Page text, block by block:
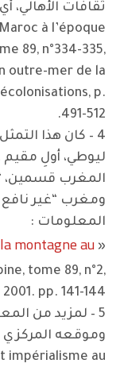
ثقافات الأهالي،
à l’époque
89, n°334-335,
outre-mer de la
p.
491-512.
4 – كان هذا
ليوطي، أولِ
المغرب قسمين،
ومغرب “غير
المعلومات :
«
montagne au
tome 89, n°2,
2001. pp. 141-144 :
5 – لمزيد من
وموقعه المركزي
impérialisme au